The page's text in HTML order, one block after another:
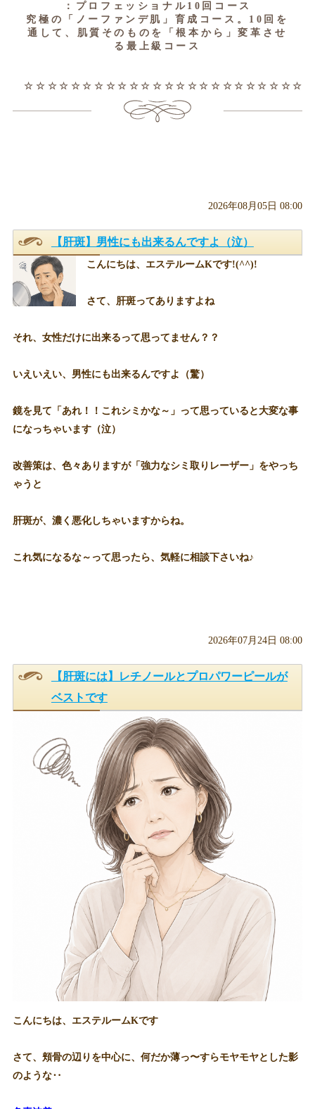
：プロフェッショナル10回コース
究極の「ノーファンデ肌」育成コース。10回を
通して、肌質そのものを「根本から」変革させ
る最上級コース
☆☆☆☆☆☆☆☆☆☆☆☆☆☆☆☆☆☆☆☆☆☆☆☆
2026年08月05日 08:00
【肝斑】男性にも出来るんですよ（泣）
こんにちは、エステルームKです!(^^)!
さて、肝斑ってありますよね
それ、女性だけに出来るって思ってません？？
いえいえい、男性にも出来るんですよ（驚）
鏡を見て「あれ！！これシミかな～」って思っていると大変な事
になっちゃいます（泣）
改善策は、色々ありますが「強力なシミ取りレーザー」をやっち
ゃうと
肝斑が、濃く悪化しちゃいますからね。
これ気になるな～って思ったら、気軽に相談下さいね♪
2026年07月24日 08:00
【肝斑には】レチノールとプロパワーピールが
ベストです
こんにちは、エステルームKです
さて、頬骨の辺りを中心に、何だか薄っ〜すらモヤモヤとした影
のような‥